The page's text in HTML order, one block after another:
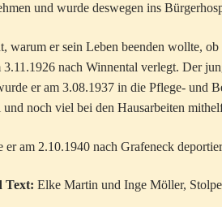
und wurde deswegen ins
warum er sein Leben beenden wollte,
nach Winnental verlegt. Der
er am 3.08.1937 in die Pflege- und
und noch viel bei den Hausarbeiten
er am 2.10.1940 nach Grafeneck
Text: Elke Martin und Inge Möller,